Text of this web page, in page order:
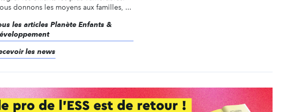
donnons les moyens aux familles, ...
les articles Planète Enfants &
les news